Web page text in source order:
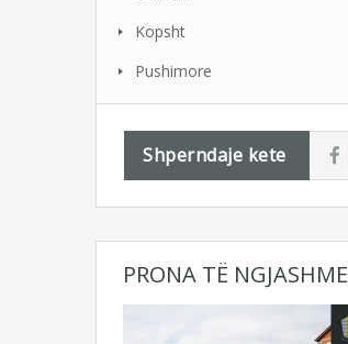
Kopsht
Pushimore
Shperndaje kete
PRONA TË NGJASHME